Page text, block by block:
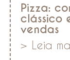
Pizza:
clássico
vendas
> Leia